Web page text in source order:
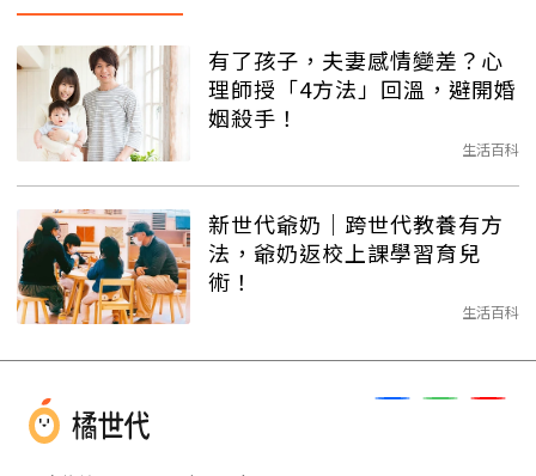
有了孩子，夫妻感情變差？心
理師授「4方法」回溫，避開婚
姻殺手！
生活百科
新世代爺奶｜跨世代教養有方
法，爺奶返校上課學習育兒
術！
生活百科